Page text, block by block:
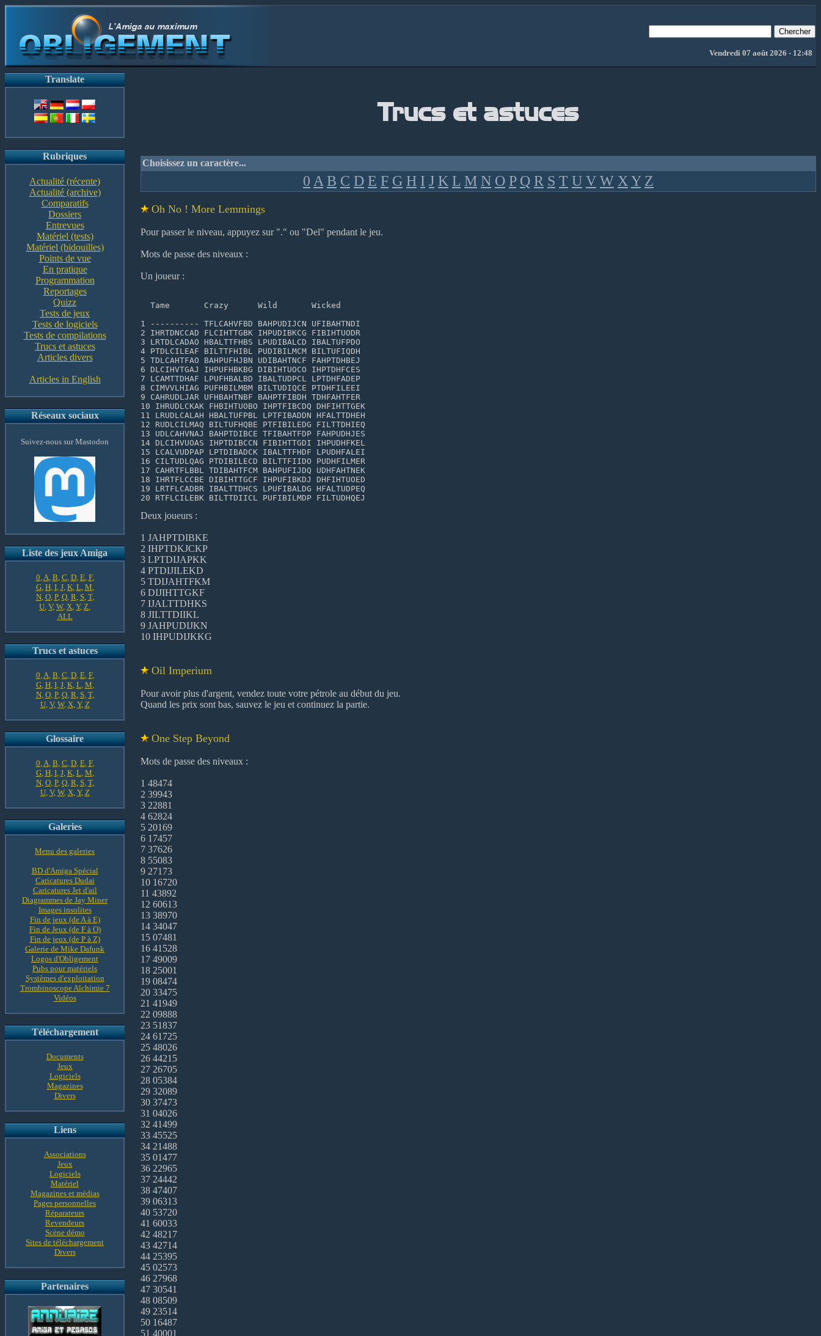
Vendredi 07 août 2026 - 12:48
Translate
Rubriques
Actualité (récente)
Actualité (archive)
Comparatifs
Dossiers
Entrevues
Matériel (tests)
Matériel (bidouilles)
Points de vue
En pratique
Programmation
Reportages
Quizz
Tests de jeux
Tests de logiciels
Tests de compilations
Trucs et astuces
Articles divers
Articles in English
Réseaux sociaux
Suivez-nous sur Mastodon
Liste des jeux Amiga
0,A, B, C, D, E, F,
G, H, I, J, K, L, M,
N, O, P, Q, R, S, T,
U, V, W, X, Y, Z,
ALL
Trucs et astuces
0,A, B, C, D, E, F,
G, H, I, J, K, L, M,
N, O, P, Q, R, S, T,
U, V, W, X, Y, Z
Glossaire
0,A, B, C, D, E, F,
G, H, I, J, K, L, M,
N, O, P, Q, R, S, T,
U, V, W, X, Y, Z
Galeries
Menu des galeries
BD d'Amiga Spécial
Caricatures Dudai
Caricatures Jet d'ail
Diagrammes de Jay Miner
Images insolites
Fin de jeux (de A à E)
Fin de Jeux (de F à O)
Fin de jeux (de P à Z)
Galerie de Mike Dafunk
Logos d'Obligement
Pubs pour matériels
Systèmes d'exploitation
Trombinoscope Alchimie 7
Vidéos
Téléchargement
Documents
Jeux
Logiciels
Magazines
Divers
Liens
Associations
Jeux
Logiciels
Matériel
Magazines et médias
Pages personnelles
Réparateurs
Revendeurs
Scène démo
Sites de téléchargement
Divers
Partenaires
Choisissez un caractère...
0 A B C D E F G H I J K L M N O P Q R S T U V W X Y Z
Oh No ! More Lemmings
Pour passer le niveau, appuyez sur "." ou "Del" pendant le jeu.
Mots de passe des niveaux :
Un joueur :
  Tame       Crazy      Wild       Wicked
1 ---------- TFLCAHVFBD BAHPUDIJCN UFIBAHTNDI
2 IHRTDNCCAD FLCIHTTGBK IHPUDIBKCG FIBIHTUODR
3 LRTDLCADAO HBALTTFHBS LPUDIBALCD IBALTUFPDO
4 PTDLCILEAF BILTTFHIBL PUDIBILMCM BILTUFIQDH
5 TDLCAHTFAO BAHPUFHJBN UDIBAHTNCF FAHPTDHBEJ
6 DLCIHVTGAJ IHPUFHBKBG DIBIHTUOCO IHPTDHFCES
7 LCAMTTDHAF LPUFHBALBD IBALTUDPCL LPTDHFADEP
8 CIMVVLHIAG PUFHBILMBM BILTUDIQCE PTDHFILEEI
9 CAHRUDLJAR UFHBAHTNBF BAHPTFIBDH TDHFAHTFER
10 IHRUDLCKAK FHBIHTUOBO IHPTFIBCDQ DHFIHTTGEK
11 LRUDLCALAH HBALTUFPBL LPTFIBADDN HFALTTDHEH
12 RUDLCILMAQ BILTUFHQBE PTFIBILEDG FILTTDHIEQ
13 UDLCAHVNAJ BAHPTDIBCE TFIBAHTFDP FAHPUDHJES
14 DLCIHVUOAS IHPTDIBCCN FIBIHTTGDI IHPUDHFKEL
15 LCALVUDPAP LPTDIBADCK IBALTTFHDF LPUDHFALEI
16 CILTUDLQAG PTDIBILECD BILTTFIIDO PUDHFILMER
17 CAHRTFLBBL TDIBAHTFCM BAHPUFIJDQ UDHFAHTNEK
18 IHRTFLCCBE DIBIHTTGCF IHPUFIBKDJ DHFIHTUOED
19 LRTFLCADBR IBALTTDHCS LPUFIBALDG HFALTUDPEQ
20 RTFLCILEBK BILTTDIICL PUFIBILMDP FILTUDHQEJ
Deux joueurs :
1 JAHPTDIBKE
2 IHPTDKJCKP
3 LPTDIJAPKK
4 PTDIJILEKD
5 TDIJAHTFKM
6 DIJIHTTGKF
7 IJALTTDHKS
8 JILTTDIIKL
9 JAHPUDIJKN
10 IHPUDIJKKG
Oil Imperium
Pour avoir plus d'argent, vendez toute votre pétrole au début du jeu.
Quand les prix sont bas, sauvez le jeu et continuez la partie.
One Step Beyond
Mots de passe des niveaux :
1 48474
2 39943
3 22881
4 62824
5 20169
6 17457
7 37626
8 55083
9 27173
10 16720
11 43892
12 60613
13 38970
14 34047
15 07481
16 41528
17 49009
18 25001
19 08474
20 33475
21 41949
22 09888
23 51837
24 61725
25 48026
26 44215
27 26705
28 05384
29 32089
30 37473
31 04026
32 41499
33 45525
34 21488
35 01477
36 22965
37 24442
38 47407
39 06313
40 53720
41 60033
42 48217
43 42714
44 25395
45 02573
46 27968
47 30541
48 08509
49 23514
50 16487
51 40001